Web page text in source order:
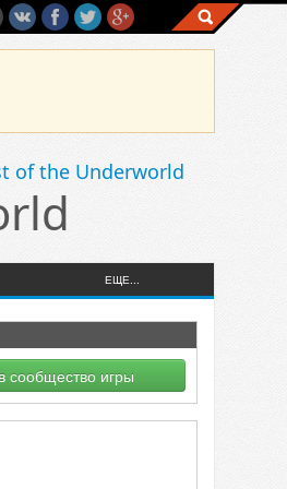
of the Underworld
ЕЩЕ...
сообщество игры